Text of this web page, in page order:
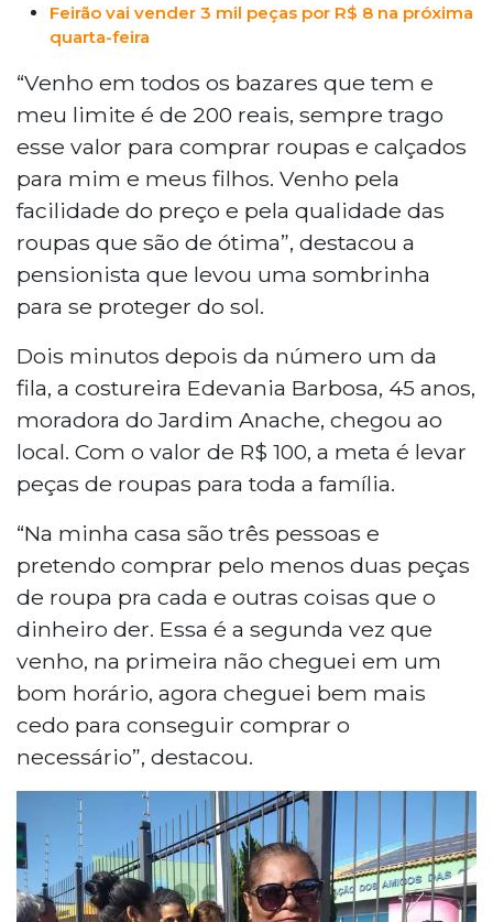
Feirão vai vender 3 mil peças por R$ 8 na próxima
quarta-feira
“Venho em todos os bazares que tem e
meu limite é de 200 reais, sempre trago
esse valor para comprar roupas e calçados
para mim e meus filhos. Venho pela
facilidade do preço e pela qualidade das
roupas que são de ótima”, destacou a
pensionista que levou uma sombrinha
para se proteger do sol.
Dois minutos depois da número um da
fila, a costureira Edevania Barbosa, 45 anos,
moradora do Jardim Anache, chegou ao
local. Com o valor de R$ 100, a meta é levar
peças de roupas para toda a família.
“Na minha casa são três pessoas e
pretendo comprar pelo menos duas peças
de roupa pra cada e outras coisas que o
dinheiro der. Essa é a segunda vez que
venho, na primeira não cheguei em um
bom horário, agora cheguei bem mais
cedo para conseguir comprar o
necessário”, destacou.